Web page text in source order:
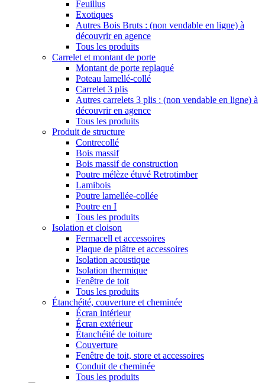
Feuillus
Exotiques
Autres Bois Bruts : (non vendable en ligne) à
découvrir en agence
Tous les produits
Carrelet et montant de porte
Montant de porte replaqué
Poteau lamellé-collé
Carrelet 3 plis
Autres carrelets 3 plis : (non vendable en ligne) à
découvrir en agence
Tous les produits
Produit de structure
Contrecollé
Bois massif
Bois massif de construction
Poutre mélèze étuvé Retrotimber
Lamibois
Poutre lamellée-collée
Poutre en I
Tous les produits
Isolation et cloison
Fermacell et accessoires
Plaque de plâtre et accessoires
Isolation acoustique
Isolation thermique
Fenêtre de toit
Tous les produits
Étanchéité, couverture et cheminée
Écran intérieur
Écran extérieur
Étanchéité de toiture
Couverture
Fenêtre de toit, store et accessoires
Conduit de cheminée
Tous les produits